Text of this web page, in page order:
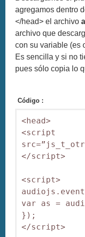
agregamos dentro
</head> el archivo
archivo que
con su variable (es
Es sencilla y si no
pues sólo copia lo
Código :
<head>
<script
</script>
<script>
var as =
});
</script>